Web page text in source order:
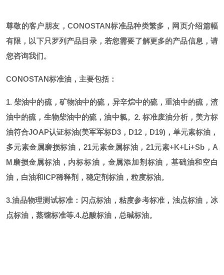
尊敬的客户朋友， CONOSTAN标准品种类繁多，网页介绍篇幅
有限，以下只罗列产品目录，若您需要了解更多的产品信息，请
您咨询我们。
CONOSTAN标准油，主要包括：
1. 柴油中的硫，矿物油中的硫，异辛烷中的硫，重油中的硫，渣
油中的硫，生物柴油中的硫，油中氯。 2. 标准废油分析，美方标
油符合JOAP认证标油(美军军标D3，D12，D19)，单元素标油，
多元素金属磨损标油，21元素金属标油，21元素+K+Li+Sb，A
M磨损金属标油，内标标油，金属添加剂标油，基础油和空白
油，白油和ICP稀释剂，稳定剂标油，粒度标油。
3.油品物理测试标准：闪点标油，粘度参考标准，浊点标油，冰
点标油，蒸馏标准等.4.总酸标油，总碱标油。